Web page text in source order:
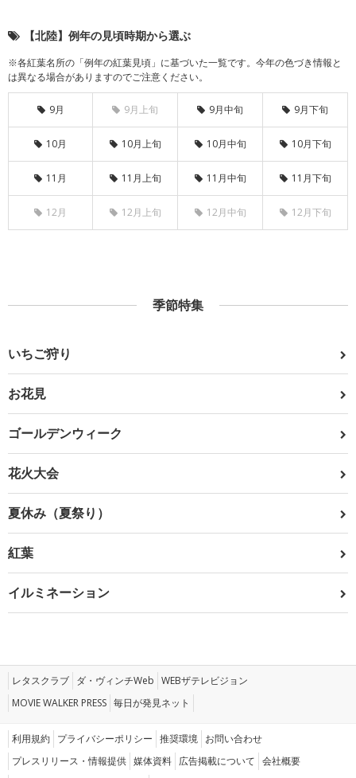
【北陸】例年の見頃時期から選ぶ
※各紅葉名所の「例年の紅葉見頃」に基づいた一覧です。今年の色づき情報と
は異なる場合がありますのでご注意ください。
9月 9月上旬 9月中旬 9月下旬
10月 10月上旬 10月中旬 10月下旬
11月 11月上旬 11月中旬 11月下旬
12月 12月上旬 12月中旬 12月下旬
季節特集
いちご狩り
お花見
ゴールデンウィーク
花火大会
夏休み（夏祭り）
紅葉
イルミネーション
レタスクラブ ダ・ヴィンチWeb WEBザテレビジョン
MOVIE WALKER PRESS 毎日が発見ネット
利用規約 プライバシーポリシー 推奨環境 お問い合わせ
プレスリリース・情報提供 媒体資料 広告掲載について 会社概要